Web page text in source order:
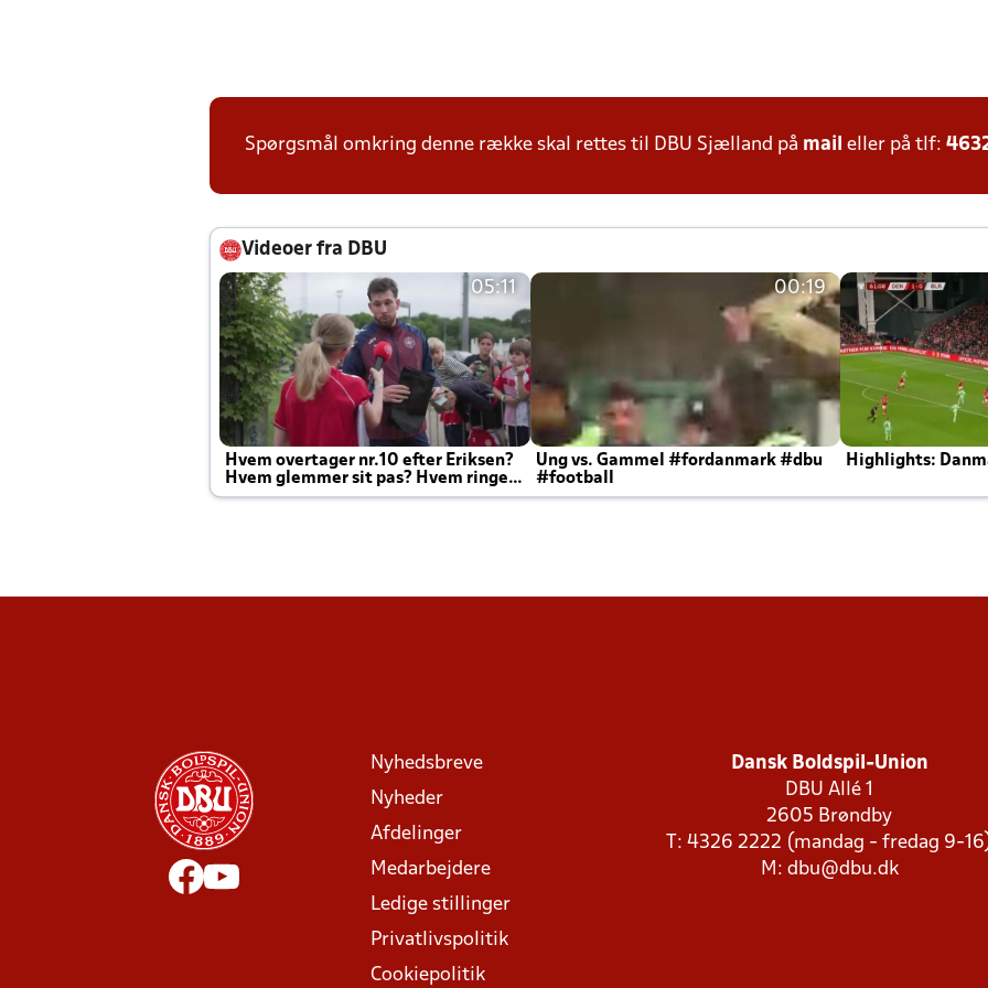
Spørgsmål omkring denne række skal rettes til DBU Sjælland på mail eller på tlf:
Videoer fra DBU
05:11
Hvem overtager nr.10 efter Eriksen?
Hvem glemmer sit pas? Hvem ringer
Joachim altid til efter kampe?
00:19
Ung vs. Gammel #fordanmark #dbu
#football
Highlights:
Nyhedsbreve
Nyheder
Afdelinger
Medarbejdere
Ledige stillinger
Privatlivspolitik
Cookiepolitik
Dansk Boldspil-Union
DBU Allé 1
2605 Brøndby
T: 4326 2222 (mandag - fredag 9-
M: dbu@dbu.dk